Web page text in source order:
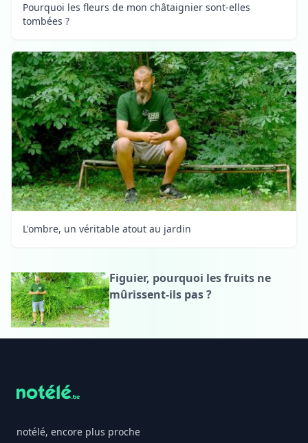
Pourquoi les fleurs de mon châtaignier sont-elles
tombées ?
L'ombre, un véritable atout au jardin
Figuier, pourquoi les fruits ne
mûrissent-ils pas ?
notélé, encore plus proche